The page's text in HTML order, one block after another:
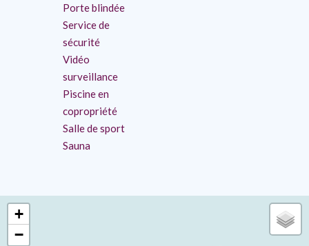
Porte blindée
Service de
sécurité
Vidéo
surveillance
Piscine en
copropriété
Salle de sport
Sauna
+
−